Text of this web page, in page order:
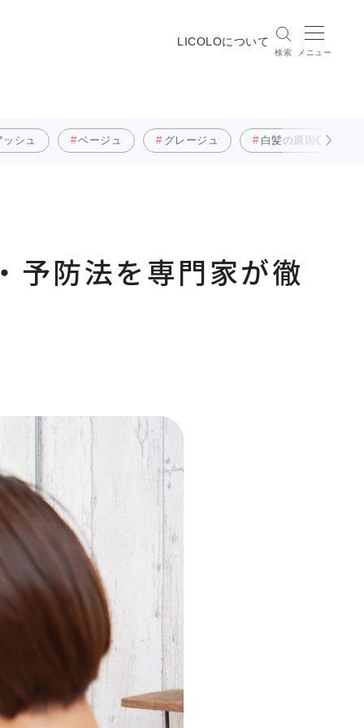
LICOLOについて
検索 メニュー
ッシュ ベージュ グレージュ 白髪の原因
予防法を専門家が徹